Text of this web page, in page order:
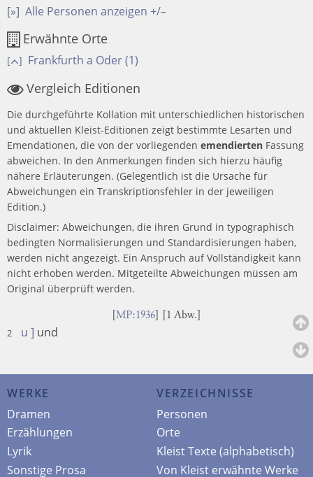
[»] Alle Personen anzeigen +/–
Erwähnte Orte
[ ] Frankfurth a Oder (1)
Vergleich Editionen
Die durchgeführte Kollation mit unterschiedlichen historischen
und aktuellen Kleist-Editionen zeigt bestimmte Lesarten und
Emendationen, die von der vorliegenden emendierten Fassung
abweichen. In den Anmerkungen finden sich hierzu häufig
nähere Erläuterungen. (Gelegentlich ist die Ursache für
Abweichungen ein Transkriptionsfehler in der jeweiligen
Edition.)
Disclaimer: Abweichungen, die ihren Grund in typographisch
bedingten Normalisierungen und Standardisierungen haben,
werden nicht angezeigt. Ein Anspruch auf Vollständigkeit kann
nicht erhoben werden. Mitgeteilte Abweichungen müssen am
Original überprüft werden.
MP:1936 ] [1 Abw.]
2 u ] und
WERKE
Dramen
Erzählungen
Lyrik
Sonstige Prosa
VERZEICHNISSE
Personen
Orte
Kleist Texte (alphabetisch)
Von Kleist erwähnte Werke